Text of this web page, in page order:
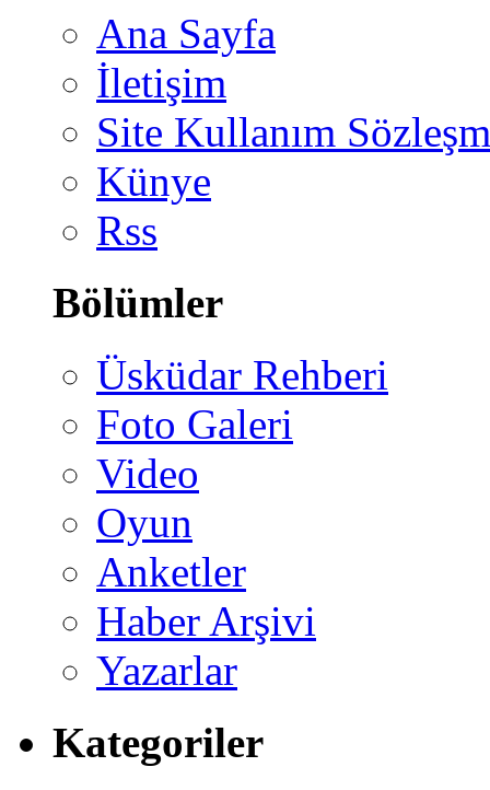
Ana Sayfa
İletişim
Site Kullanım
Künye
Rss
Bölümler
Üsküdar Rehberi
Foto Galeri
Video
Oyun
Anketler
Haber Arşivi
Yazarlar
Kategoriler